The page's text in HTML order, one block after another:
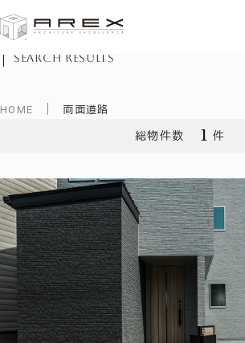
物件検索結果
search results
HOME 両面道路
総物件数 1 件